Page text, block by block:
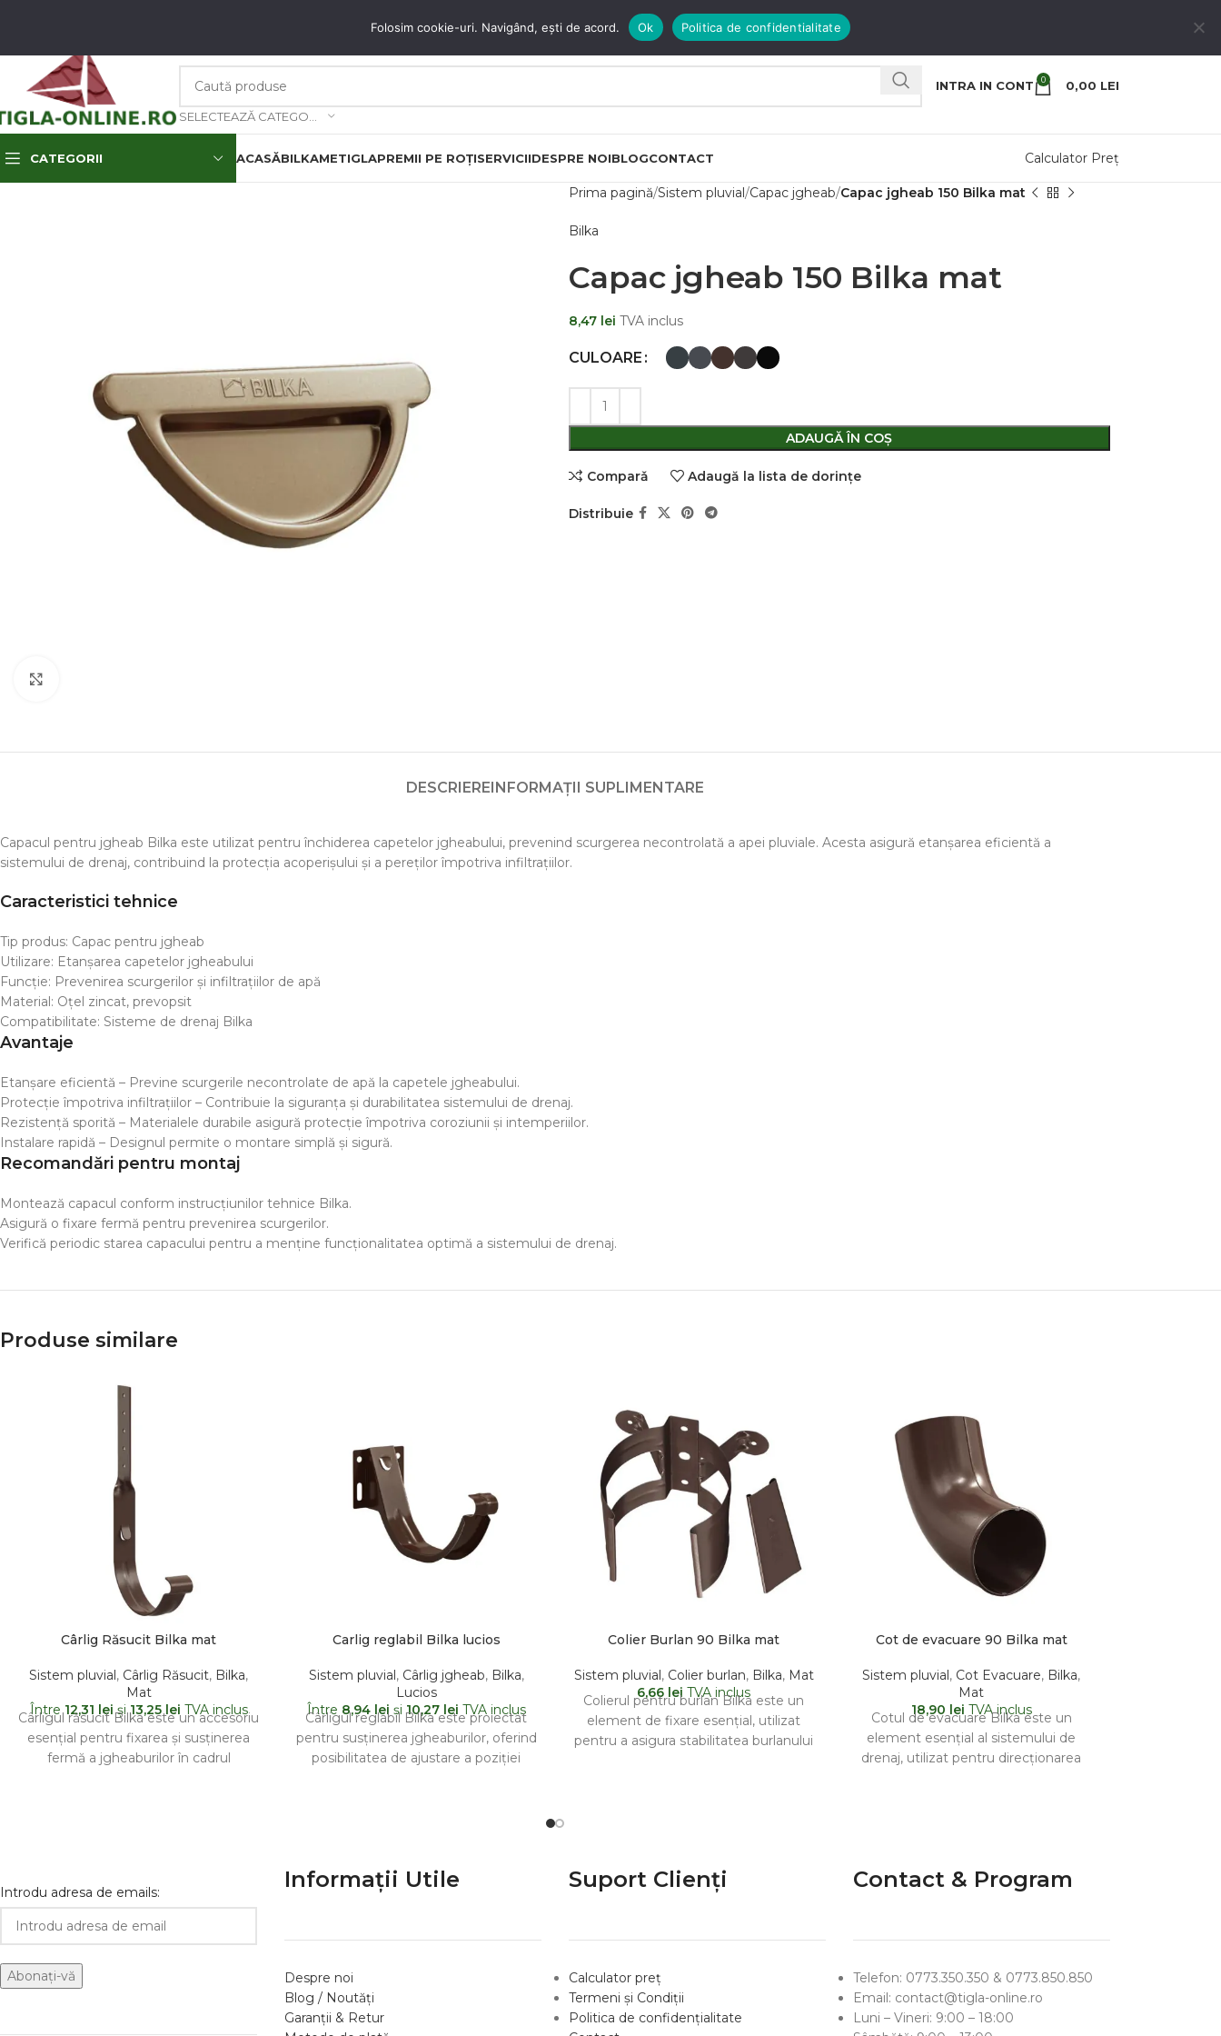
INTRA IN CONT 0 0,00 LEI
CATEGORII ACASĂBILKAMETIGLAPREMII PE ROȚISERVICIIDESPRE NOIBLOGCONTACT Calculator Preț
Prima pagină Sistem pluvial Capac jgheab Capac jgheab 150 Bilka mat
Bilka
Capac jgheab 150 Bilka mat
8,47 lei TVA inclus
CULOARE
ADAUGĂ ÎN COȘ
Comparǎ Adaugă la lista de dorințe
Distribuie
DESCRIEREINFORMAȚII SUPLIMENTARE
Capacul pentru jgheab Bilka este utilizat pentru închiderea capetelor jgheabului, prevenind scurgerea necontrolată a apei pluviale. Acesta asigură etanșarea eficientă a
sistemului de drenaj, contribuind la protecția acoperișului și a pereților împotriva infiltrațiilor.
Caracteristici tehnice
Tip produs: Capac pentru jgheab
Utilizare: Etanșarea capetelor jgheabului
Funcție: Prevenirea scurgerilor și infiltrațiilor de apă
Material: Oțel zincat, prevopsit
Compatibilitate: Sisteme de drenaj Bilka
Avantaje
Etanșare eficientă – Previne scurgerile necontrolate de apă la capetele jgheabului.
Protecție împotriva infiltrațiilor – Contribuie la siguranța și durabilitatea sistemului de drenaj.
Rezistență sporită – Materialele durabile asigură protecție împotriva coroziunii și intemperiilor.
Instalare rapidă – Designul permite o montare simplă și sigură.
Recomandări pentru montaj
Montează capacul conform instrucțiunilor tehnice Bilka.
Asigură o fixare fermă pentru prevenirea scurgerilor.
Verifică periodic starea capacului pentru a menține funcționalitatea optimă a sistemului de drenaj.
Produse similare
Cârlig Răsucit Bilka mat
Sistem pluvial , Cârlig Răsucit, Bilka,
Mat
Între12,31 leişi13,25 lei TVA inclus
Cârligul răsucit Bilka este un accesoriu
esențial pentru fixarea și susținerea
fermă a jgheaburilor în cadrul
Carlig reglabil Bilka lucios
Sistem pluvial , Cârlig jgheab, Bilka,
Lucios
Între 8,94 lei şi 10,27 lei TVA inclus
Cârligul reglabil Bilka este proiectat
pentru susținerea jgheaburilor, oferind
posibilitatea de ajustare a poziției
Colier Burlan 90 Bilka mat
Sistem pluvial , Colier burlan, Bilka, Mat
6,66 lei TVA inclus
Colierul pentru burlan Bilka este un
element de fixare esențial, utilizat
pentru a asigura stabilitatea burlanului
Cot de evacuare 90 Bilka mat
Sistem pluvial , Cot Evacuare, Bilka,
Mat
18,90 lei TVA inclus
Cotul de evacuare Bilka este un
element esențial al sistemului de
drenaj, utilizat pentru direcționarea
Introdu adresa de emails: Informații Utile
Despre noi
Blog / Noutăți
Garanții & Retur
Suport Clienți
Calculator preț
Termeni și Condiții
Politica de confidențialitate
Contact & Program
Telefon: 0773.350.350 & 0773.850.850
Email: contact@tigla-online.ro
Luni – Vineri: 9:00 – 18:00
Folosim cookie-uri. Navigând, ești de acord. Ok Politica de confidentialitate